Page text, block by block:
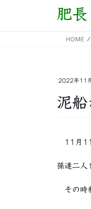
肥
HOME
2022年11
泥船
11月11
孫達二人
その時